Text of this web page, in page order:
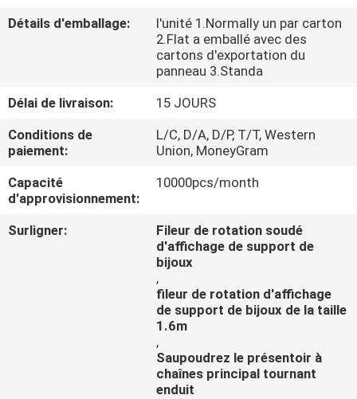
CONTRÔLE
CONTACTEZ-
NOUS
NOUVELLES
Détails d'emballage:
l'unité 1.Normally un par carton
2.Flat a emballé avec des
cartons d'exportation du
panneau 3.Standa
Délai de livraison:
15 JOURS
Conditions de
paiement:
L/C, D/A, D/P, T/T, Western
Union, MoneyGram
Capacité
d'approvisionnement:
10000pcs/month
Surligner:
Fileur de rotation soudé
d'affichage de support de
bijoux
,
fileur de rotation d'affichage
de support de bijoux de la taille
1.6m
,
Saupoudrez le présentoir à
chaînes principal tournant
enduit